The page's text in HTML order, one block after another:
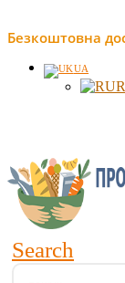
Безкоштовна
UA
Search